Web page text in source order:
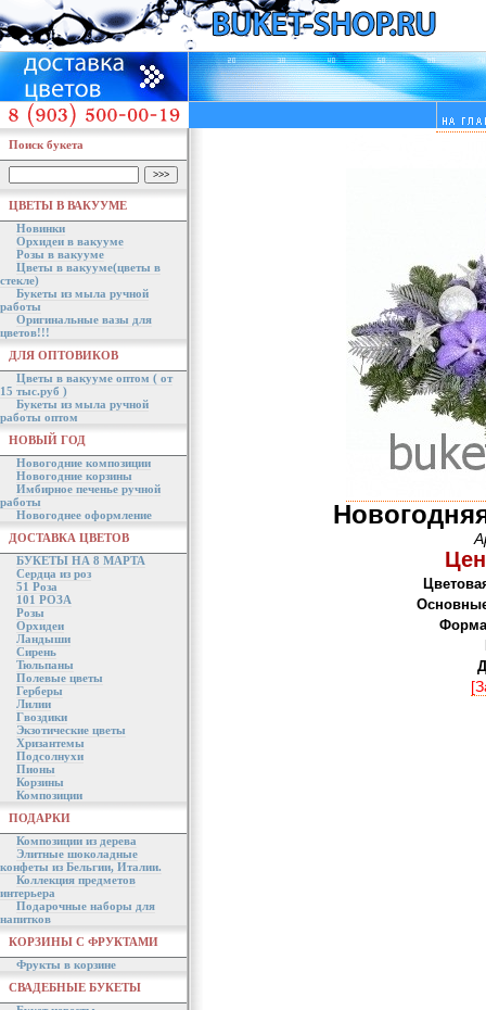
Поиск букета
ЦВЕТЫ В ВАКУУМЕ
Новинки
Орхидеи в вакууме
Розы в вакууме
Цветы в вакууме(цветы в
стекле)
Букеты из мыла ручной
работы
Оригинальные вазы для
цветов!!!
ДЛЯ ОПТОВИКОВ
Цветы в вакууме оптом ( от
15 тыс.руб )
Букеты из мыла ручной
работы оптом
НОВЫЙ ГОД
Новогодние композиции
Новогодние корзины
Имбирное печенье ручной
работы
Новогоднее оформление
ДОСТАВКА ЦВЕТОВ
БУКЕТЫ НА 8 МАРТА
Сердца из роз
51 Роза
101 РОЗА
Розы
Орхидеи
Ландыши
Сирень
Тюльпаны
Полевые цветы
Герберы
Лилии
Гвоздики
Экзотические цветы
Хризантемы
Подсолнухи
Пионы
Корзины
Композиции
ПОДАРКИ
Композиции из дерева
Элитные шоколадные
конфеты из Бельгии, Италии.
Коллекция предметов
интерьера
Подарочные наборы для
напитков
КОРЗИНЫ С ФРУКТАМИ
Фрукты в корзине
СВАДЕБНЫЕ БУКЕТЫ
Форма